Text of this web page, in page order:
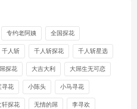
专约老阿姨 全国探花
千人斩 千人斩探花 千人斩星选
探花 大吉大利 大屌生无可恋
寻花 小陈头 小马寻花
轩探花 无情的屌 李寻欢